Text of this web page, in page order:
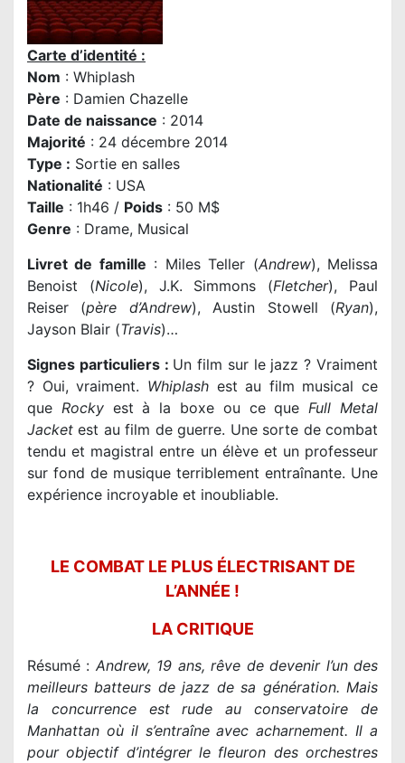
Carte d’identité :
Nom : Whiplash
Père : Damien Chazelle
Date de naissance : 2014
Majorité : 24 décembre 2014
Type : Sortie en salles
Nationalité : USA
Taille : 1h46 / Poids : 50 M$
Genre : Drame, Musical
Livret de famille : Miles Teller (Andrew), Melissa
Benoist (Nicole), J.K. Simmons (Fletcher), Paul
Reiser (père d’Andrew), Austin Stowell (Ryan),
Jayson Blair (Travis)…
Signes particuliers : Un film sur le jazz ? Vraiment
? Oui, vraiment. Whiplashest au film musical ce
que Rockyest à la boxe ou ce queFull Metal
Jacket est au film de guerre. Une sorte de combat
tendu et magistral entre un élève et un professeur
sur fond de musique terriblement entraînante. Une
expérience incroyable et inoubliable.
LE COMBAT LE PLUS ÉLECTRISANT DE
L’ANNÉE !
LA CRITIQUE
Résumé : Andrew, 19 ans, rêve de devenir l’un des
meilleurs batteurs de jazz de sa génération. Mais
la concurrence est rude au conservatoire de
Manhattan où il s’entraîne avec acharnement. Il a
pour objectif d’intégrer le fleuron des orchestres